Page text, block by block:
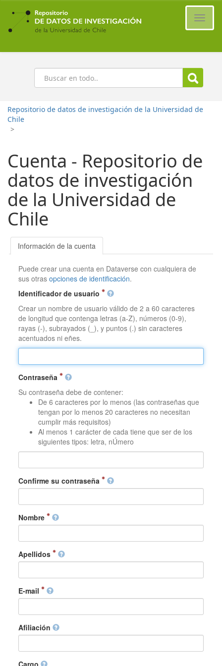
Ir
contenido
principal
Buscar
Repositorio de datos de investigación de la Universidad de
Chile
>
Cuenta - Repositorio de
datos de investigación
de la Universidad de
Chile
Información de la cuenta
Puede crear una cuenta en Dataverse con cualquiera de
sus otrasopciones de identificación.
Identificador de usuario
Crear un nombre de usuario válido de 2 a 60 caracteres
de longitud que contenga letras (a-Z), números (0-9),
rayas (-), subrayados (_), y puntos (.) sin caracteres
acentuados ni eñes.
Contraseña
Su contraseña debe de contener:
De 6 caracteres por lo menos (las contraseñas que
tengan por lo menos 20 caracteres no necesitan
cumplir más requisitos)
Al menos 1 carácter de cada tiene que ser de los
siguientes tipos: letra, nÚmero
Confirme su contraseña
Nombre
Apellidos
E-mail
Afiliación
Cargo